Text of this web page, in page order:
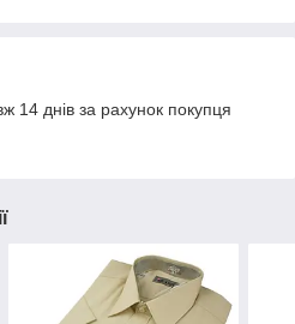
14 днів за рахунок покупця